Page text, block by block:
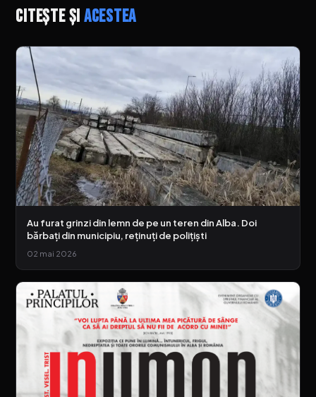
Citește șiacestea
Au furat grinzi din lemn de pe un teren din Alba. Doi
bărbați din municipiu, reținuți de polițiști
02 mai 2026